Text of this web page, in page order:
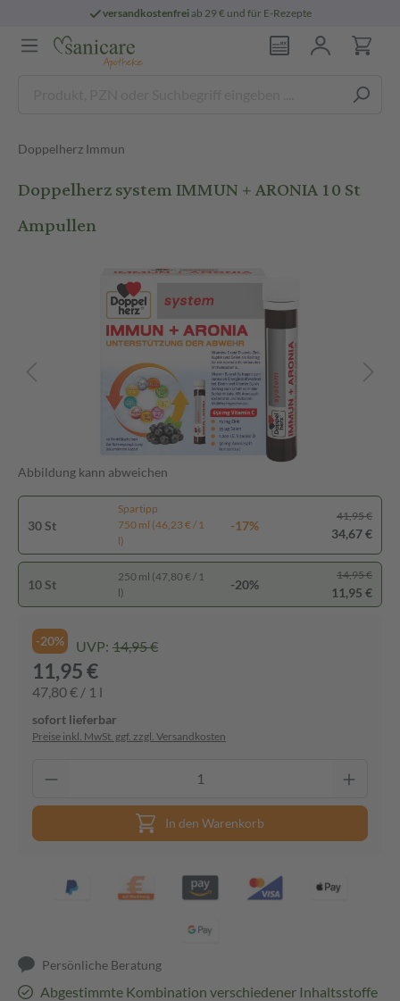
versandkostenfreiab 29 € und für E-Rezepte
Doppelherz Immun
Doppelherz system IMMUN + ARONIA 10 St
Ampullen
Abbildung kann abweichen
30 St
Spartipp
750 ml (46,23 € / 1
l)
-17%
41,95 €
34,67 €
10 St
250 ml (47,80 € / 1
l)
-20%
14,95 €
11,95 €
-20% UVP: 14,95 €
11,95 €
47,80 € / 1 l
sofort lieferbar
Preise inkl. MwSt. ggf. zzgl. Versandkosten
In den Warenkorb
Persönliche Beratung
Abgestimmte Kombination verschiedener Inhaltsstoffe